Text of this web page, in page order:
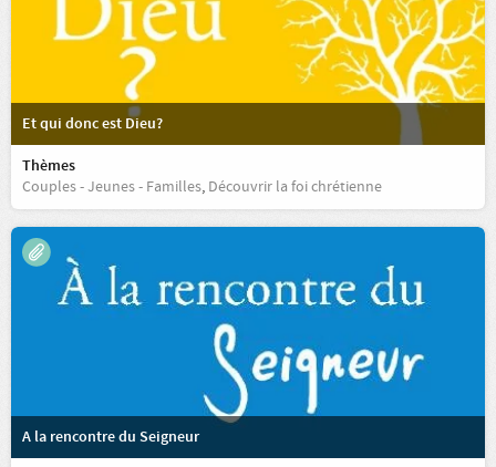
Et qui donc est Dieu?
Thèmes
Couples - Jeunes - Familles, Découvrir la foi chrétienne
A la rencontre du Seigneur